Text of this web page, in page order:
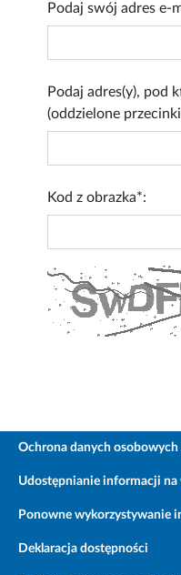
Podaj swój adres e-
Podaj adres(y), pod
(oddzielone
Kod z obrazka*:
Ochrona danych osobowych
Udostępnianie informacji na
Ponowne wykorzystywanie
Deklaracja dostępności